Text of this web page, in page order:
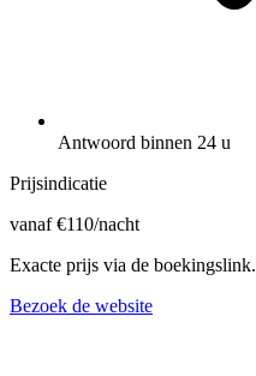
Antwoord binnen 24 u
Prijsindicatie
vanaf€110/nacht
Exacte prijs via de boekingslink.
Bezoek de website